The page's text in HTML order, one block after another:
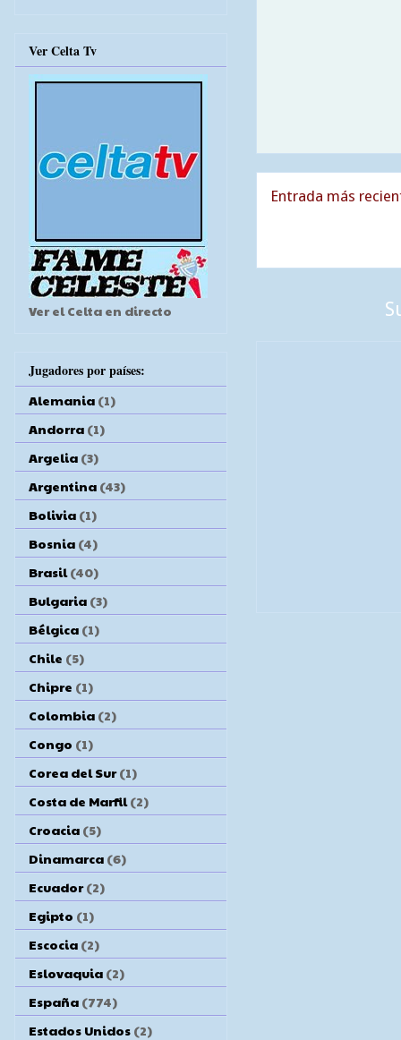
Entrada más
Ver Celta Tv
Ver el Celta en directo
Jugadores por países:
Alemania (1)
Andorra (1)
Argelia (3)
Argentina (43)
Bolivia (1)
Bosnia (4)
Brasil (40)
Bulgaria (3)
Bélgica (1)
Chile (5)
Chipre (1)
Colombia (2)
Congo (1)
Corea del Sur (1)
Costa de Marfil (2)
Croacia (5)
Dinamarca (6)
Ecuador (2)
Egipto (1)
Escocia (2)
Eslovaquia (2)
España (774)
Estados Unidos (2)